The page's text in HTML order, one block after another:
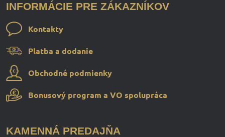
INFORMÁCIE PRE ZÁKAZNÍKOV
Kontakty
Platba a dodanie
Obchodné podmienky
Bonusový program a VO spolupráca
KAMENNÁ PREDAJŇA